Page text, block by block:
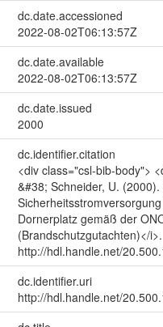
dc.date.accessioned
2022-08-02T06:13:57Z
dc.date.available
2022-08-02T06:13:57Z
dc.date.issued
2000
dc.identifier.citation
<div class="csl-bib-body">
&#38; Schneider, U.
Dornerplatz gemäß der
(Brandschutzgutachten)</i>.
http://hdl.handle.net/
dc.identifier.uri
http://hdl.handle.net/